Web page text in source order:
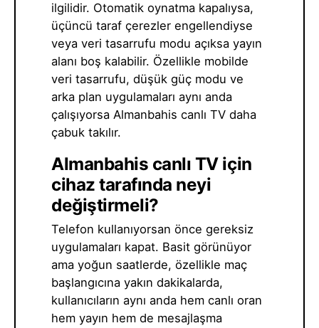
ilgilidir. Otomatik oynatma kapalıysa,
üçüncü taraf çerezler engellendiyse
veya veri tasarrufu modu açıksa yayın
alanı boş kalabilir. Özellikle mobilde
veri tasarrufu, düşük güç modu ve
arka plan uygulamaları aynı anda
çalışıyorsa Almanbahis canlı TV daha
çabuk takılır.
Almanbahis canlı TV için
cihaz tarafında neyi
değiştirmeli?
Telefon kullanıyorsan önce gereksiz
uygulamaları kapat. Basit görünüyor
ama yoğun saatlerde, özellikle maç
başlangıcına yakın dakikalarda,
kullanıcıların aynı anda hem canlı oran
hem yayın hem de mesajlaşma